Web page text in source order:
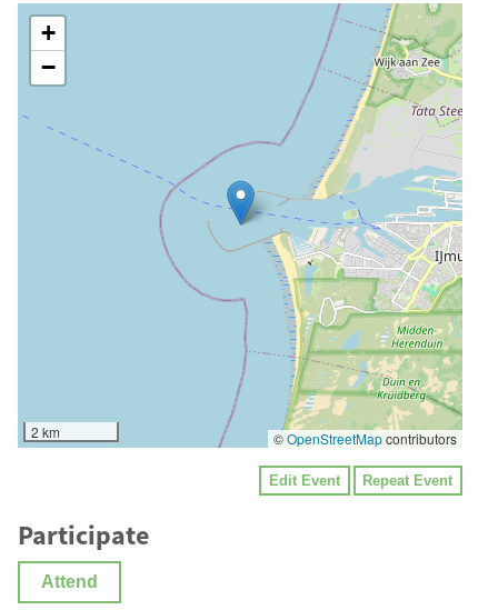
+
−
2 km ©OpenStreetMapcontributors
Edit Event Repeat Event
Participate
Attend